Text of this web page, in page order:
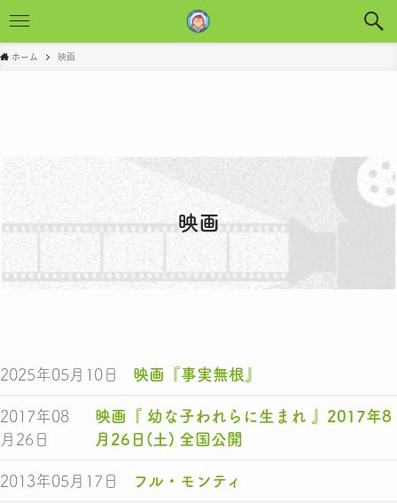
ホーム 映画
映画
映画『事実無根』
2025年05月10日
映画『 幼な子われらに生まれ 』2017年8
月26日(土) 全国公開
2017年08
月26日
フル・モンティ
2013年05月17日